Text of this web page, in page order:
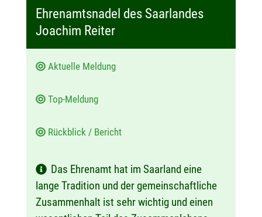
a
:
Ehrenamtsnadel des Saarlandes
Joachim Reiter
Aktuelle Meldung
Top-Meldung
Rückblick / Bericht
Das Ehrenamt hat im Saarland eine
lange Tradition und der gemeinschaftliche
Zusammenhalt ist sehr wichtig und einen